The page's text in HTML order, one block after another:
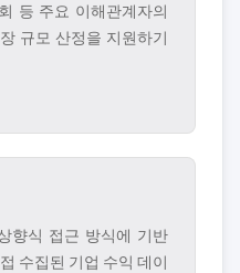
등 주요 이해관계자의
규모 산정을 지원하기
향식 접근 방식에 기반
수집된 기업 수익 데이